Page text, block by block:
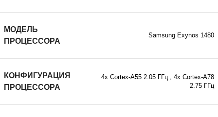
МОДЕЛЬ
ПРОЦЕССОРА
Samsung Exynos 1480
КОНФИГУРАЦИЯ
ПРОЦЕССОРА
4x Cortex-A55 2.05 ГГц , 4x Cortex-A78
2.75 ГГц